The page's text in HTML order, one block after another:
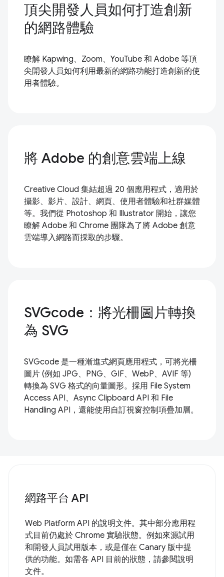
頂尖開發人員如何打造創新
的網路體驗
瞭解 Kapwing、Zoom、YouTube 和 Adobe 等頂
尖開發人員如何利用最新的網路功能打造創新的使
用者體驗。
將 Adobe 的創意雲端上線
Creative Cloud 集結超過 20 個應用程式，適用於
攝影、影片、設計、網頁、使用者體驗和社群媒體
等。我們從 Photoshop 和 Illustrator 開始，讓您
瞭解 Adobe 和 Chrome 團隊為了將 Adobe 創意
雲端導入網路而採取的步驟。
SVGcode：將光柵圖片轉換
為 SVG
SVGcode 是一種漸進式網頁應用程式，可將光柵
圖片 (例如 JPG、PNG、GIF、WebP、AVIF 等)
轉換為 SVG 格式的向量圖形。採用 File System
Access API、Async Clipboard API 和 File
Handling API，還能使用自訂視窗控制項疊加層。
網路平台 API
Web Platform API 的說明文件。其中部分應用程
式目前仍處於 Chrome 實驗狀態。例如來源試用
和開發人員試用版本，或是僅在 Canary 版中提
供的功能。如需各 API 目前的狀態，請參閱說明
文件。